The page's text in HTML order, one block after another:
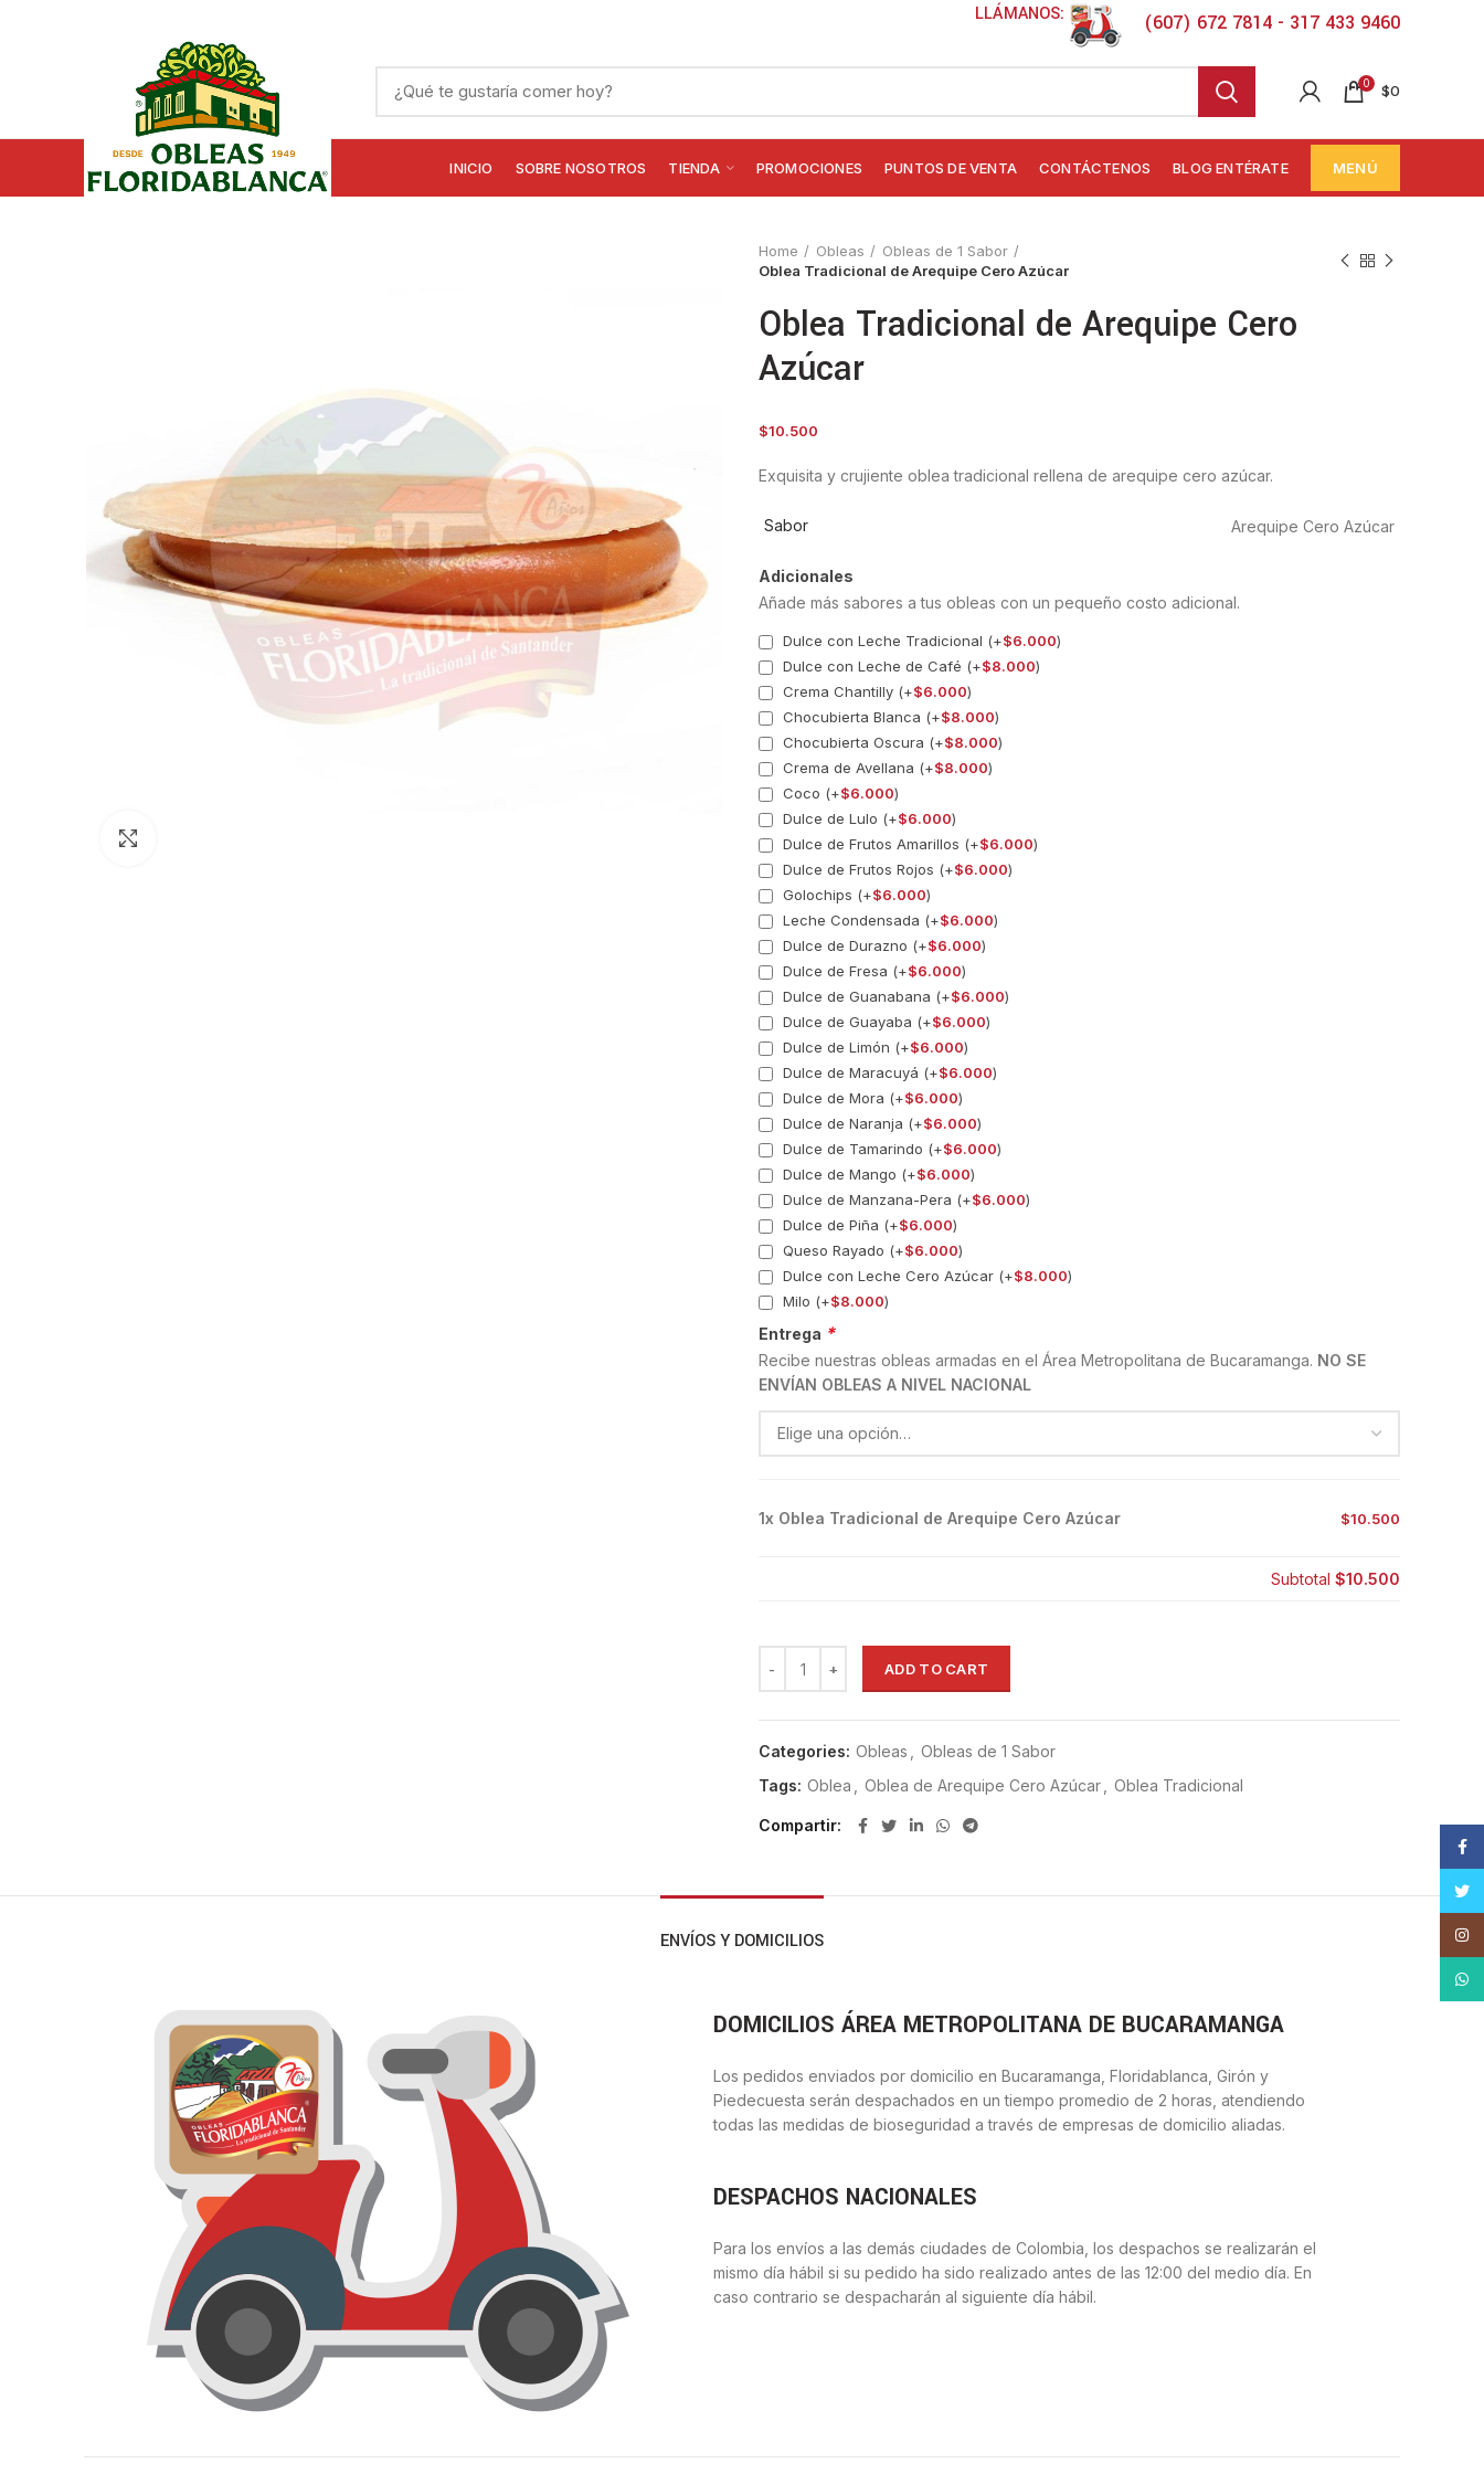
LLÁMANOS: (607) 672 7814 - 317 433 9460
0 $0
INICIO SOBRE NOSOTROS TIENDA PROMOCIONES PUNTOS DE VENTA CONTÁCTENOS BLOG ENTÉRATE MENÚ
Home Obleas
Obleas de 1 Sabor
Oblea Tradicional de Arequipe Cero Azúcar
Oblea Tradicional de Arequipe Cero
Azúcar
$10.500
Exquisita y crujiente oblea tradicional rellena de arequipe cero azúcar.
Sabor Arequipe Cero Azúcar
Adicionales
Añade más sabores a tus obleas con un pequeño costo adicional.
Dulce con Leche Tradicional (+$6.000)
Dulce con Leche de Café (+$8.000)
Crema Chantilly (+$6.000)
Chocubierta Blanca (+$8.000)
Chocubierta Oscura (+$8.000)
Crema de Avellana (+$8.000)
Coco (+$6.000)
Dulce de Lulo (+$6.000)
Dulce de Frutos Amarillos (+$6.000)
Dulce de Frutos Rojos (+$6.000)
Golochips (+$6.000)
Leche Condensada (+$6.000)
Dulce de Durazno (+$6.000)
Dulce de Fresa (+$6.000)
Dulce de Guanabana (+$6.000)
Dulce de Guayaba (+$6.000)
Dulce de Limón (+$6.000)
Dulce de Maracuyá (+$6.000)
Dulce de Mora (+$6.000)
Dulce de Naranja (+$6.000)
Dulce de Tamarindo (+$6.000)
Dulce de Mango (+$6.000)
Dulce de Manzana-Pera (+$6.000)
Dulce de Piña (+$6.000)
Queso Rayado (+$6.000)
Dulce con Leche Cero Azúcar (+$8.000)
Milo (+$8.000)
Entrega *
Recibe nuestras obleas armadas en el Área Metropolitana de Bucaramanga. NO SE
ENVÍAN OBLEAS A NIVEL NACIONAL
1x Oblea Tradicional de Arequipe Cero Azúcar $10.500
Subtotal $10.500
ADD TO CART
Categories: Obleas
Obleas de 1 Sabor
Tags: Oblea Oblea de Arequipe Cero Azúcar Oblea Tradicional
Compartir
ENVÍOS Y DOMICILIOS
DOMICILIOS ÁREA METROPOLITANA DE BUCARAMANGA
Los pedidos enviados por domicilio en Bucaramanga, Floridablanca, Girón y
Piedecuesta serán despachados en un tiempo promedio de 2 horas, atendiendo
todas las medidas de bioseguridad a través de empresas de domicilio aliadas.
DESPACHOS NACIONALES
Para los envíos a las demás ciudades de Colombia, los despachos se realizarán el
mismo día hábil si su pedido ha sido realizado antes de las 12:00 del medio día. En
caso contrario se despacharán al siguiente día hábil.